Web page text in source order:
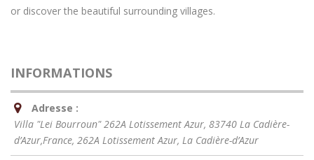
or discover the beautiful surrounding villages.
INFORMATIONS
Adresse :
Villa "Lei Bourroun" 262A Lotissement Azur, 83740 La Cadière-
d’Azur,France, 262A Lotissement Azur, La Cadière-d’Azur